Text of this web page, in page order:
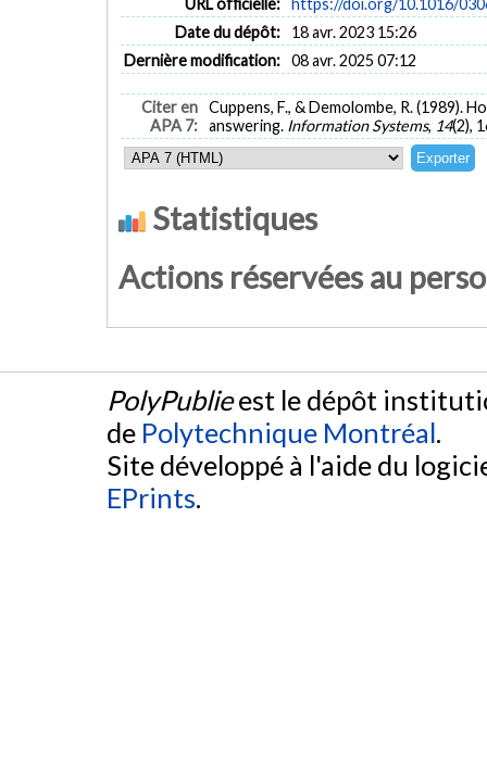
Date du dépôt:
18 avr. 2023 15:26
Dernière modification: 08 avr. 2025 07:12
Citer en
APA 7:
Cuppens, F., & Demolombe, R.
answering. Information Systems, 14(2),
Statistiques
Actions réservées au
PolyPublieest le dépôt
de Polytechnique Montréal.
Site développé à l'aide du
EPrints.